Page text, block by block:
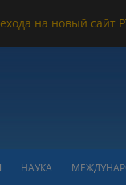
на новый сайт
НАУКА